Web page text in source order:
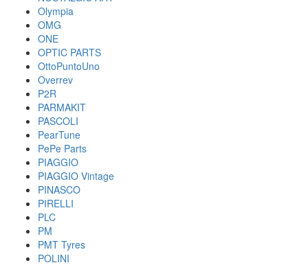
Olympia
OMG
ONE
OPTIC PARTS
OttoPuntoUno
Overrev
P2R
PARMAKIT
PASCOLI
PearTune
PePe Parts
PIAGGIO
PIAGGIO Vintage
PINASCO
PIRELLI
PLC
PM
PMT Tyres
POLINI